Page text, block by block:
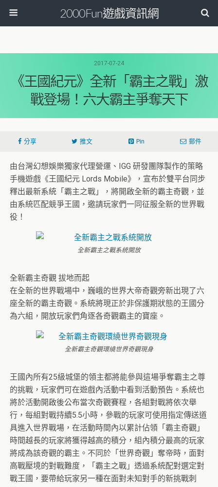
2000Fun遊戲資訊網
2017-07-24
《王國紀元》全新「霸主之戰」激
戰登場！六大霸主爭奪天下
分享 推文 Pin 郵件
由台灣幻想娛樂獨家代理營運、IGG 研發團隊製作的策略
手機遊戲《王國紀元 Lords Mobile》，宣布於雙平台同步
釋出最新系統「霸主之戰」，將開啟全新的霸主奇觀，並
由系統匹配競爭王國，邀請玩家們一同征服全新的世界戰
役！
全新霸主之戰系統開放
全新霸主奇觀 拔地而起
在全新的世界戰場中，巍峨的世界大帝奇觀旁新出現了六
座全新的霸主奇觀。系統將現正於非保護期狀態的王國分
為六組，開放玩家們角逐各奇觀霸主的寶座。
全新霸主奇觀環繞世界奇觀現身
王國內所有25級城堡的領主都將能參與這場爭奪霸主之尊
的挑戰，玩家們可在遊戲內活動中看到活動預告。系統也
將於活動開啟後公布當次奇觀賽程，各組對戰將依次舉
行，每組對戰持續5.5小時，參戰的玩家可使用指定傳送道
具進入世界戰場，在活動時間內以累計佔領「霸主奇觀」
時間越長的玩家將獲得越高的積分，組內積分最高的玩家
將成為該奇觀的霸主。不同於「世界奇觀」奪帝時，面對
高戰壓境的對戰難度，「霸主之戰」透過系統配對選定對
戰王國，要帶給玩家另一種在面對未知對手的新挑戰刺